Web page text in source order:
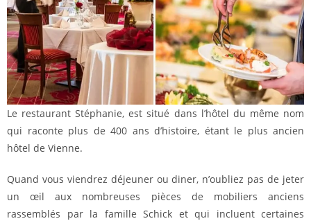
Le restaurant Stéphanie, est situé dans l’hôtel du même nom
qui raconte plus de 400 ans d’histoire, étant le plus ancien
hôtel de Vienne.
Quand vous viendrez déjeuner ou diner, n’oubliez pas de jeter
un œil aux nombreuses pièces de mobiliers anciens
rassemblés par la famille Schick et qui incluent certaines